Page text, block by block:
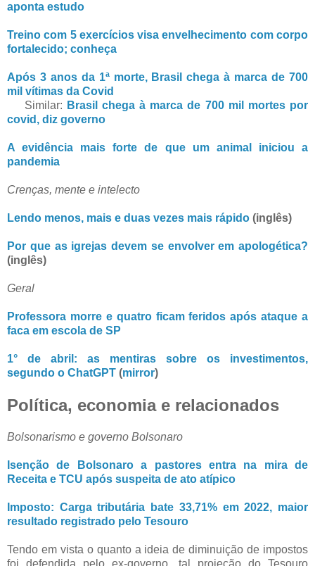
aponta estudo
Treino com 5 exercícios visa envelhecimento com corpo
fortalecido; conheça
Após 3 anos da 1ª morte, Brasil chega à marca de 700
mil vítimas da Covid
Similar: Brasil chega à marca de 700 mil mortes por
covid, diz governo
A evidência mais forte de que um animal iniciou a
pandemia
Crenças, mente e intelecto
Lendo menos, mais e duas vezes mais rápido (inglês)
Por que as igrejas devem se envolver em apologética?
(inglês)
Geral
Professora morre e quatro ficam feridos após ataque a
faca em escola de SP
1° de abril: as mentiras sobre os investimentos,
segundo o ChatGPT (mirror)
Política, economia e relacionados
Bolsonarismo e governo Bolsonaro
Isenção de Bolsonaro a pastores entra na mira de
Receita e TCU após suspeita de ato atípico
Imposto: Carga tributária bate 33,71% em 2022, maior
resultado registrado pelo Tesouro
Tendo em vista o quanto a ideia de diminuição de impostos
foi defendida pelo ex-governo, tal projeção do Tesouro